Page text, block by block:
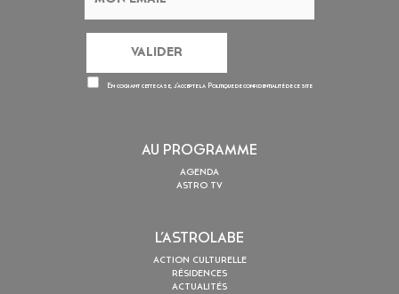
En cochant cette case, j’accepte la Politique de confidentialitéde ce site
AU PROGRAMME
AGENDA
ASTRO TV
L’ASTROLABE
ACTION CULTURELLE
RÉSIDENCES
ACTUALITÉS